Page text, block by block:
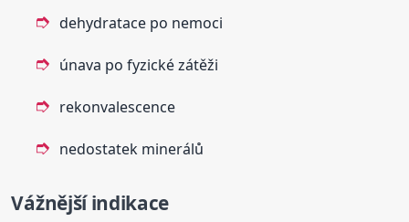
dehydratace po nemoci
únava po fyzické zátěži
rekonvalescence
nedostatek minerálů
Vážnější indikace